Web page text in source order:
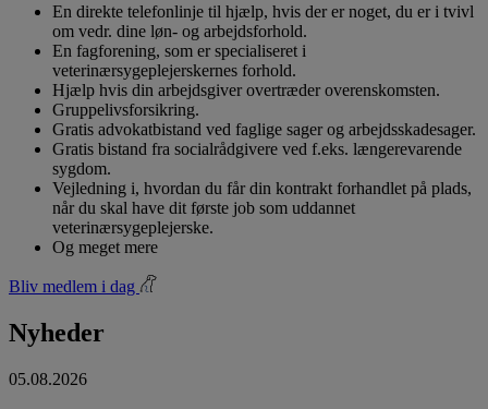
En direkte telefonlinje til hjælp, hvis der er noget, du er i tvivl
om vedr. dine løn- og arbejdsforhold.
En fagforening, som er specialiseret i
veterinærsygeplejerskernes forhold.
Hjælp hvis din arbejdsgiver overtræder overenskomsten.
Gruppelivsforsikring.
Gratis advokatbistand ved faglige sager og arbejdsskadesager.
Gratis bistand fra socialrådgivere ved f.eks. længerevarende
sygdom.
Vejledning i, hvordan du får din kontrakt forhandlet på plads,
når du skal have dit første job som uddannet
veterinærsygeplejerske.
Og meget mere
Bliv medlem i dag
Nyheder
05.08.2026